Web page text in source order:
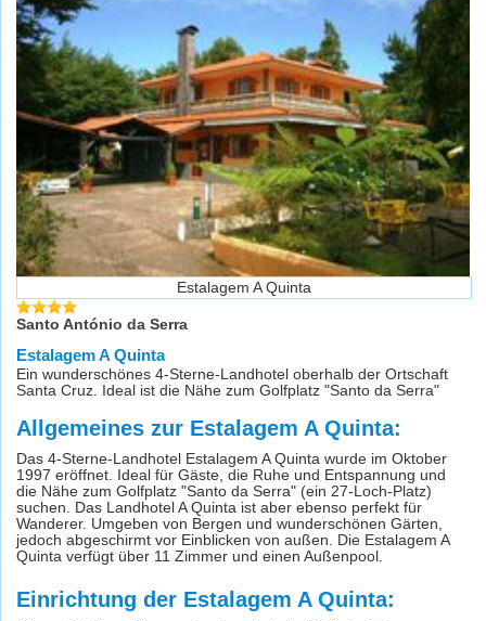
Estalagem A Quinta
Santo António da Serra
Estalagem A Quinta
Ein wunderschönes 4-Sterne-Landhotel oberhalb der Ortschaft
Santa Cruz. Ideal ist die Nähe zum Golfplatz "Santo da Serra"
Allgemeines zur Estalagem A Quinta:
Das 4-Sterne-Landhotel Estalagem A Quinta wurde im Oktober
1997 eröffnet. Ideal für Gäste, die Ruhe und Entspannung und
die Nähe zum Golfplatz "Santo da Serra" (ein 27-Loch-Platz)
suchen. Das Landhotel A Quinta ist aber ebenso perfekt für
Wanderer. Umgeben von Bergen und wunderschönen Gärten,
jedoch abgeschirmt vor Einblicken von außen. Die Estalagem A
Quinta verfügt über 11 Zimmer und einen Außenpool.
Einrichtung der Estalagem A Quinta: